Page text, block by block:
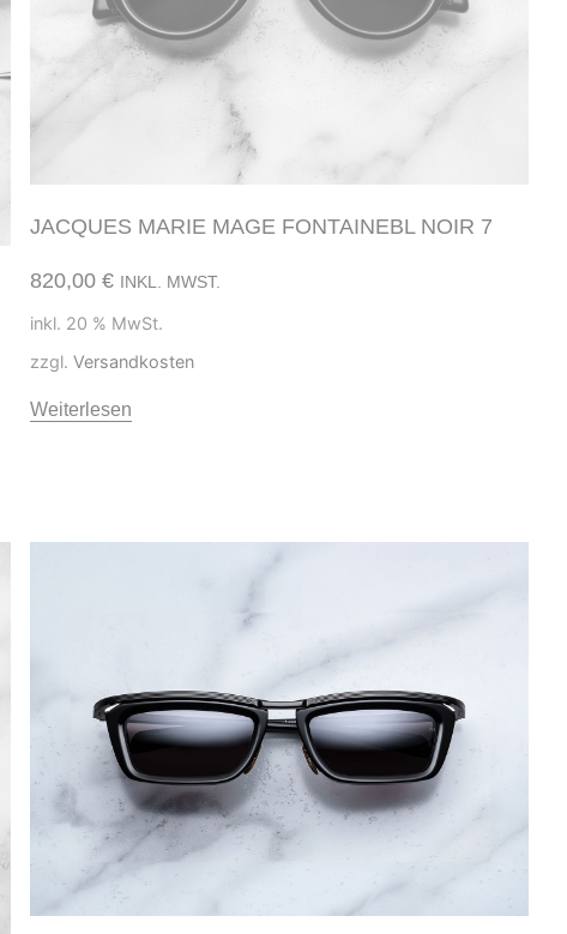
JACQUES MARIE MAGE FONTAINEBL NOIR 7
820,00 € INKL. MWST.
inkl. 20 % MwSt.
zzgl. Versandkosten
Weiterlesen